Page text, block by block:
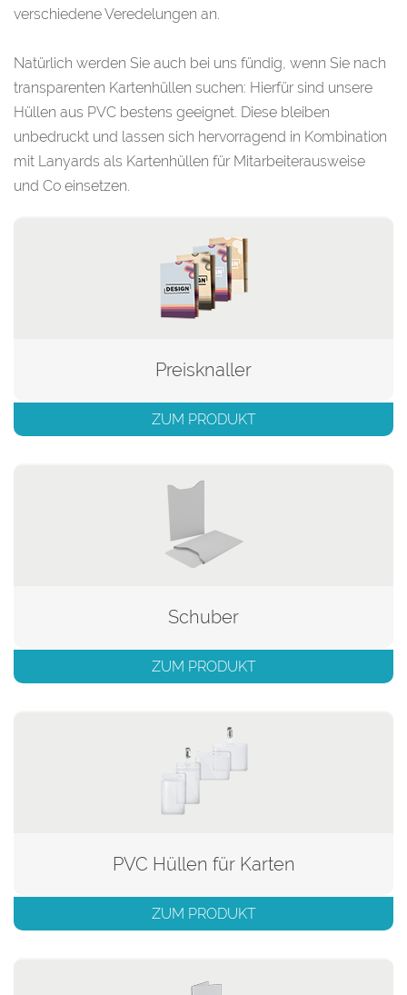
verschiedene Veredelungen an.
Natürlich werden Sie auch bei uns fündig, wenn Sie nach
transparenten Kartenhüllen suchen: Hierfür sind unsere
Hüllen aus PVC bestens geeignet. Diese bleiben
unbedruckt und lassen sich hervorragend in Kombination
mit Lanyards als Kartenhüllen für Mitarbeiterausweise
und Co einsetzen.
Preisknaller
ZUM PRODUKT
Schuber
ZUM PRODUKT
PVC Hüllen für Karten
ZUM PRODUKT